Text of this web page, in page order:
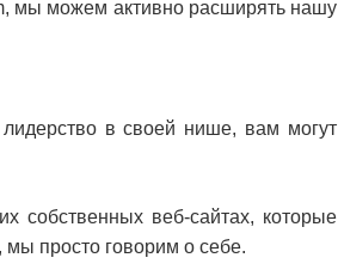
мы можем активно расширять нашу
в своей нише, вам могут
собственных веб-сайтах, которые
просто говорим о себе.